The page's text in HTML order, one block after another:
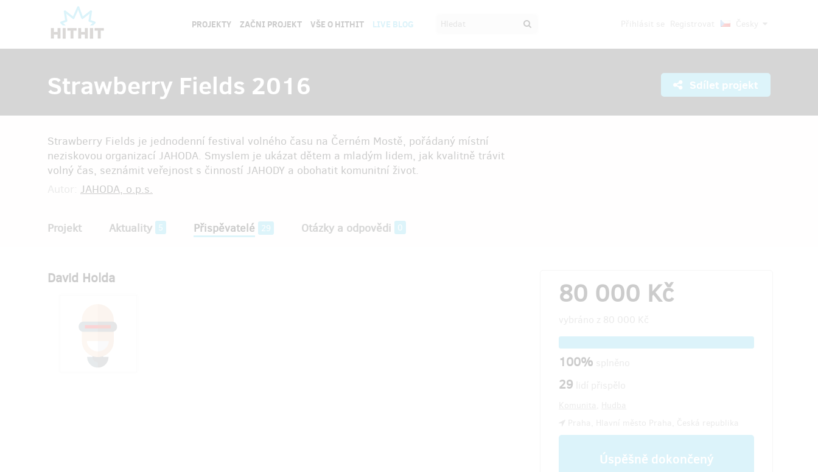
PROJEKTY ZAČNI PROJEKT VŠE O HITHIT LIVE BLOG
Strawberry Fields 2016 Sdílet projekt
Strawberry Fields je jednodenní festival volného času na Černém Mostě, pořádaný místní
neziskovou organizací JAHODA. Smyslem je ukázat dětem a mladým lidem, jak kvalitně trávit
volný čas, seznámit veřejnost s činností JAHODY a obohatit komunitní život.
JAHODA, o.p.s.
Projekt Aktuality 5 Přispěvatelé 29 Otázky a odpovědi 0
David Holda 80 000 Kč
100%
29
Úspěšně dokončený